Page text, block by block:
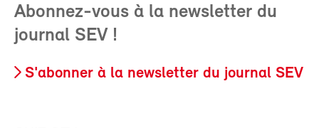
Abonnez-vous à la newsletter du
journal SEV !
S'abonner à la newsletter du journal SEV